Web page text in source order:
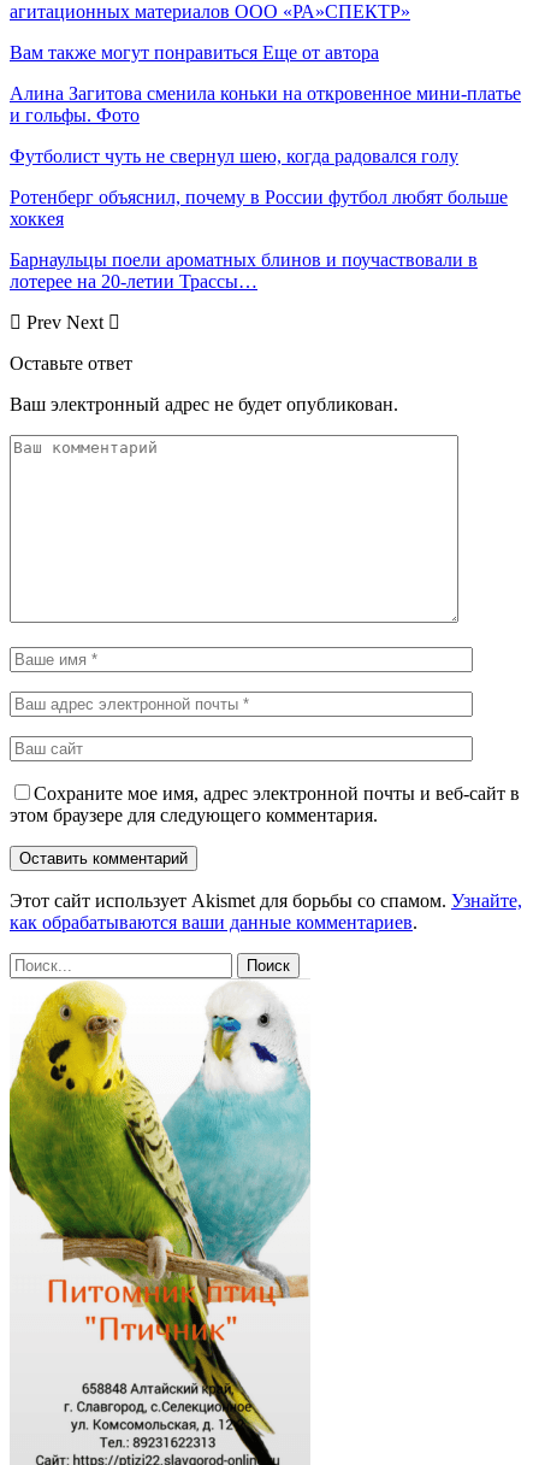
агитационных материалов ООО «РА»СПЕКТР»
Вам также могут понравиться Еще от автора
Алина Загитова сменила коньки на откровенное мини-платье
и гольфы. Фото
Футболист чуть не свернул шею, когда радовался голу
Ротенберг объяснил, почему в России футбол любят больше
хоккея
Барнаульцы поели ароматных блинов и поучаствовали в
лотерее на 20-летии Трассы…
Prev Next
Оставьте ответ
Ваш электронный адрес не будет опубликован.
Сохраните мое имя, адрес электронной почты и веб-сайт в
этом браузере для следующего комментария.
Этот сайт использует Akismet для борьбы со спамом. Узнайте,
как обрабатываются ваши данные комментариев.